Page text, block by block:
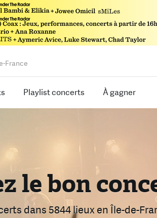
France
Playlist concerts À gagner
le bon
dans 5844 lieuxen Île-de-